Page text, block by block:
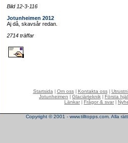
Bild 12-3-116
Jotunheimen 2012
Aj då, skavsår redan.
2714 träffar
Startsida| Om oss| Kontakta oss|
Jotunheimen
Glaciärteknik Första
Länkar
Frågor & svar
Copyright © 2001 - www.tilltopps.com. Alla